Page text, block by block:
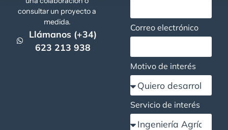
consultar un proyecto a
medida.
Llámanos (+34)
623 213 938
Correo electrónico
Motivo de interés
Servicio de interés